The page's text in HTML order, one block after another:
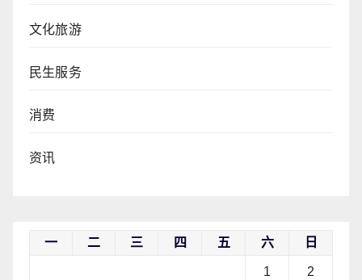
文化旅游
民生服务
消费
资讯
一 二 三 四 五 六 日
1 2